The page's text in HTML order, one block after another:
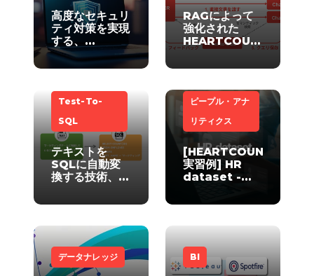
高度なセキュリ
ティ対策を実現
する、
HEARTCOUNT
独自の技術「デ
RAGによって
強化された
HEARTCOUNT
ABIのText to
SQL 2.0とメ
Test-To-
SQL
テキストを
SQLに自動変
換する技術、
ピープル・アナ
リティクス
[HEARTCOUNT
実習例] HR
dataset -
データナレッジ BI